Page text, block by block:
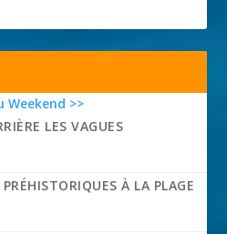
Weekend >>
LES VAGUES
À LA PLAGE